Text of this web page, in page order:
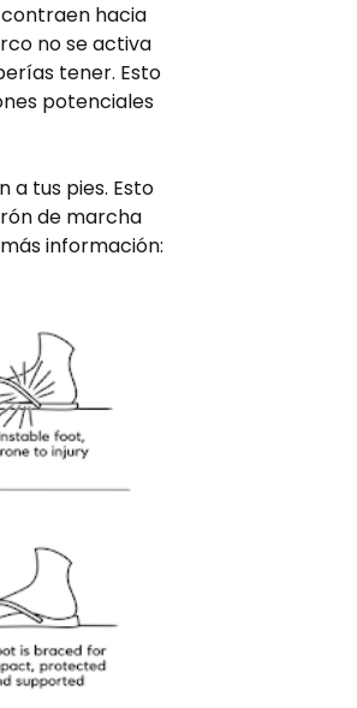
contraen hacia
no se activa
tener. Esto
potenciales
a tus pies. Esto
de marcha
información: